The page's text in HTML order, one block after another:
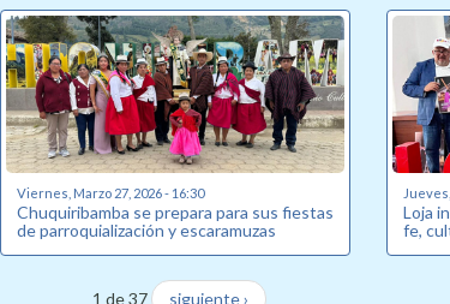
Viernes, Marzo 27, 2026 - 16:30
Chuquiribamba se prepara para sus fiestas
de parroquialización y escaramuzas
Loja
fe,
1 de 37 siguiente ›